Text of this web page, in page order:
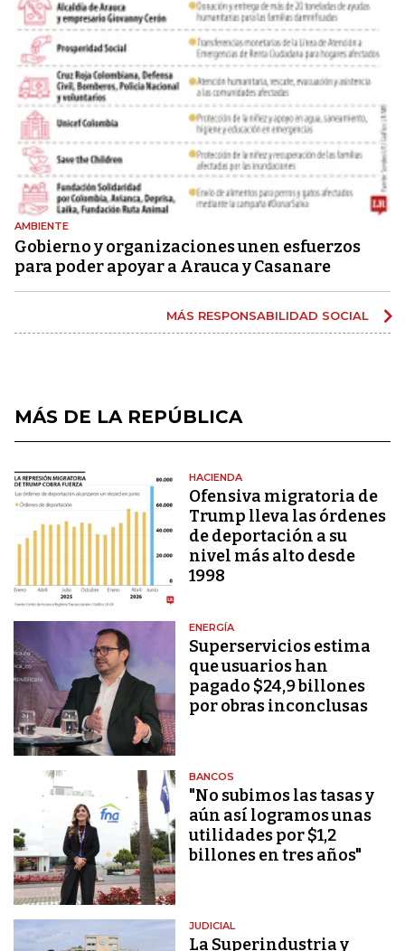
AMBIENTE
Gobierno y organizaciones unen esfuerzos
para poder apoyar a Arauca y Casanare
MÁS RESPONSABILIDAD SOCIAL
MÁS DE LA REPÚBLICA
HACIENDA
Ofensiva migratoria de
Trump lleva las órdenes
de deportación a su
nivel más alto desde
1998
ENERGÍA
Superservicios estima
que usuarios han
pagado $24,9 billones
por obras inconclusas
BANCOS
"No subimos las tasas y
aún así logramos unas
utilidades por $1,2
billones en tres años"
JUDICIAL
La Superindustria y